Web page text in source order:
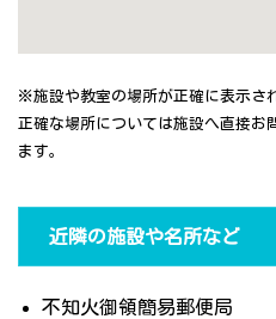
※施設や教室の場所が正確に表示さ
正確な場所については施設へ直接お
ます。
近隣の施設や名所など
不知火御領簡易郵便局